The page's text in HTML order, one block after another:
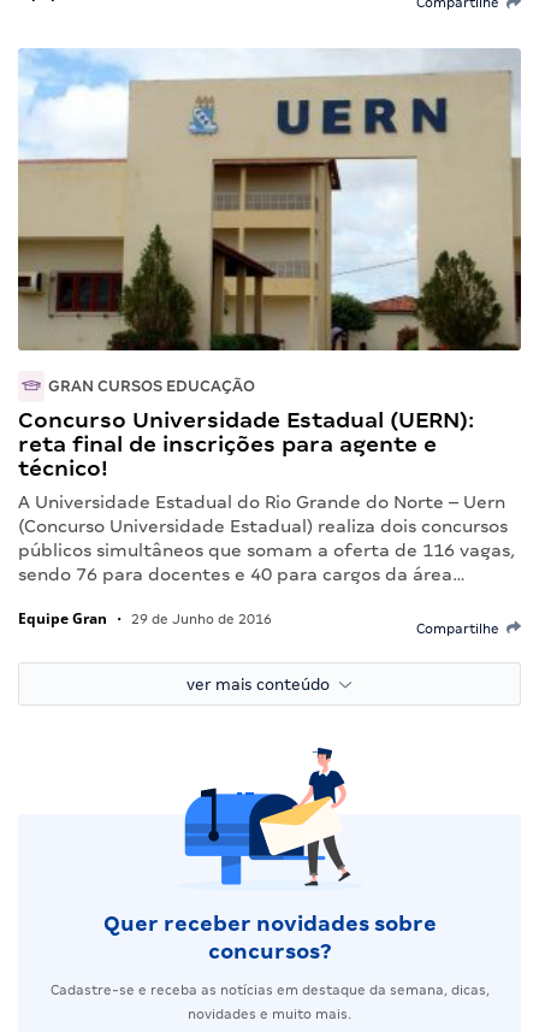
GRAN CURSOS EDUCAÇÃO
Concurso Universidade Estadual (UERN):
reta final de inscrições para agente e
técnico!
A Universidade Estadual do Rio Grande do Norte – Uern
(Concurso Universidade Estadual) realiza dois concursos
públicos simultâneos que somam a oferta de 116 vagas,
sendo 76 para docentes e 40 para cargos da área…
Equipe Gran • 29 de Junho de 2016
Compartilhe
ver mais conteúdo
Quer receber novidades sobre
concursos?
Cadastre-se e receba as notícias em destaque da semana, dicas,
novidades e muito mais.